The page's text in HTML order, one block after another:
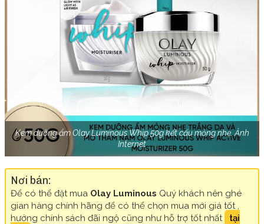
Kem dưỡng ẩm Olay Luminous Whip 50g kết cấu mỏng nhẹ. Ảnh
Internet
Nơi bán:
Để có thể đặt mua Olay Luminous Quý khách nên ghé
gian hàng chính hãng để có thể chọn mua mới giá tốt ,
hưởng chính sách đãi ngộ cũng như hỗ trợ tốt nhất
tại